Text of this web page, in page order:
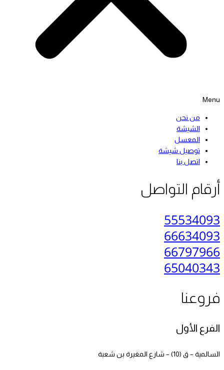
Menu
من نحن
الشيشة
المعسل
توصيل شيشة
اتصل بنا
أرقام التواصل
55534093
66634093
66797966
65040343
فروعنا
الفرع الأول
السالمية – ق (10) – شارع المغيرة بن شعبة